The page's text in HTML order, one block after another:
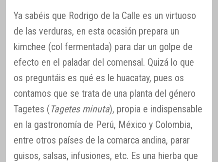
Ya sabéis que Rodrigo de la Calle es un virtuoso
de las verduras, en esta ocasión prepara un
kimchee (col fermentada) para dar un golpe de
efecto en el paladar del comensal. Quizá lo que
os preguntáis es qué es le huacatay, pues os
contamos que se trata de una planta del género
Tagetes (Tagetes minuta), propia e indispensable
en la gastronomía de Perú, México y Colombia,
entre otros países de la comarca andina, parar
guisos, salsas, infusiones, etc. Es una hierba que